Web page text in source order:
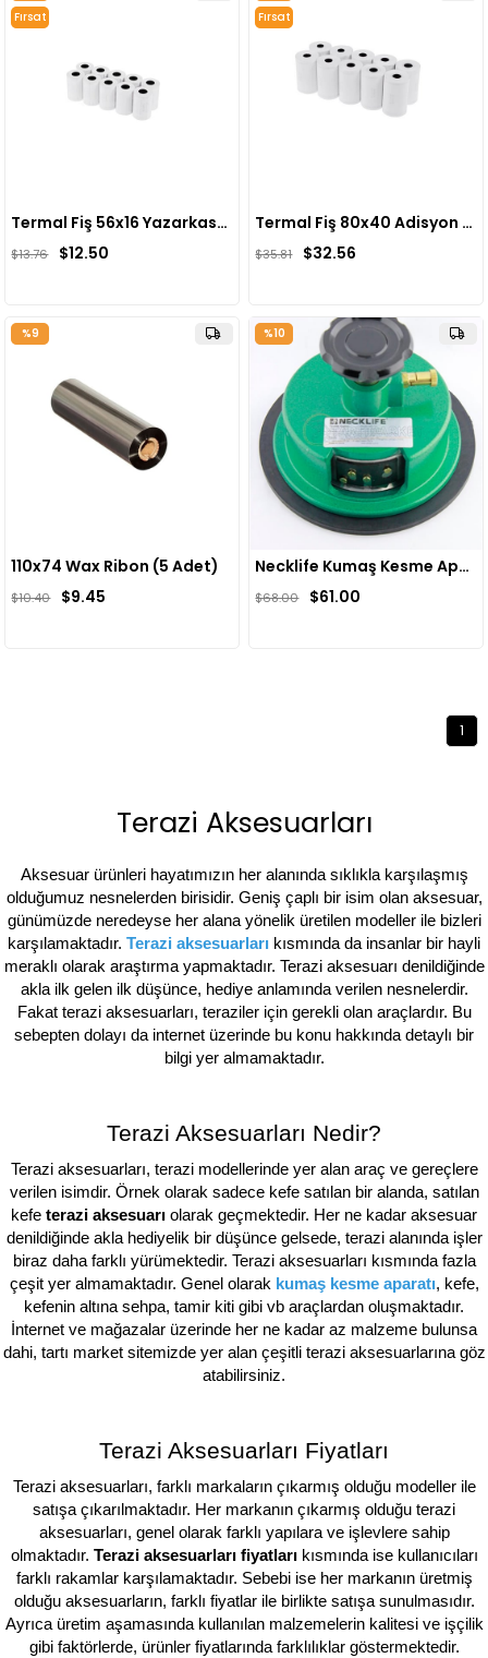
Termal Fiş 56x16 Yazarkasa Pos Rulosu ( 5 Paket)
$12.50
$13.76
Fırsat
Termal Fiş 80x40 Adisyon Yazıcı Rulosu ( 5 Paket)
$32.56
$35.81
Fırsat
110x74 Wax Ribon (5 Adet)
$9.45
$10.40
%9
Necklife Kumaş Kesme Aparatı
$61.00
$68.00
%10
1
Terazi Aksesuarları
Aksesuar ürünleri hayatımızın her alanında sıklıkla karşılaşmış
olduğumuz nesnelerden birisidir. Geniş çaplı bir isim olan aksesuar,
günümüzde neredeyse her alana yönelik üretilen modeller ile bizleri
karşılamaktadır. Terazi aksesuarları kısmında da insanlar bir hayli
meraklı olarak araştırma yapmaktadır. Terazi aksesuarı denildiğinde
akla ilk gelen ilk düşünce, hediye anlamında verilen nesnelerdir.
Fakat terazi aksesuarları, teraziler için gerekli olan araçlardır. Bu
sebepten dolayı da internet üzerinde bu konu hakkında detaylı bir
bilgi yer almamaktadır.
Terazi Aksesuarları Nedir?
Terazi aksesuarları, terazi modellerinde yer alan araç ve gereçlere
verilen isimdir. Örnek olarak sadece kefe satılan bir alanda, satılan
kefe terazi aksesuarı olarak geçmektedir. Her ne kadar aksesuar
denildiğinde akla hediyelik bir düşünce gelsede, terazi alanında işler
biraz daha farklı yürümektedir. Terazi aksesuarları kısmında fazla
çeşit yer almamaktadır. Genel olarak kumaş kesme aparatı, kefe,
kefenin altına sehpa, tamir kiti gibi vb araçlardan oluşmaktadır.
İnternet ve mağazalar üzerinde her ne kadar az malzeme bulunsa
dahi, tartı market sitemizde yer alan çeşitli terazi aksesuarlarına göz
atabilirsiniz.
Terazi Aksesuarları Fiyatları
Terazi aksesuarları, farklı markaların çıkarmış olduğu modeller ile
satışa çıkarılmaktadır. Her markanın çıkarmış olduğu terazi
aksesuarları, genel olarak farklı yapılara ve işlevlere sahip
olmaktadır. Terazi aksesuarları fiyatları kısmında ise kullanıcıları
farklı rakamlar karşılamaktadır. Sebebi ise her markanın üretmiş
olduğu aksesuarların, farklı fiyatlar ile birlikte satışa sunulmasıdır.
Ayrıca üretim aşamasında kullanılan malzemelerin kalitesi ve işçilik
gibi faktörlerde, ürünler fiyatlarında farklılıklar göstermektedir.